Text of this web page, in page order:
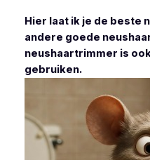
Hier laat ik je de beste
andere goede
neushaartrimmer is
gebruiken.